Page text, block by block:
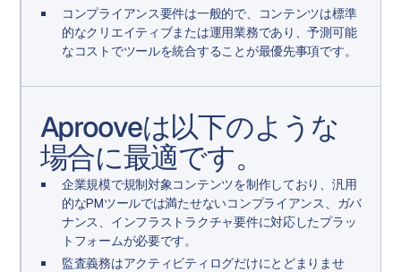
コンプライアンス要件は一般的で、コンテンツは標準
的なクリエイティブまたは運用業務であり、予測可能
なコストでツールを統合することが最優先事項です。
Aprooveは以下のような
場合に最適です。
企業規模で規制対象コンテンツを制作しており、汎用
的なPMツールでは満たせないコンプライアンス、ガバ
ナンス、インフラストラクチャ要件に対応したプラッ
トフォームが必要です。
監査義務はアクティビティログだけにとどまりませ